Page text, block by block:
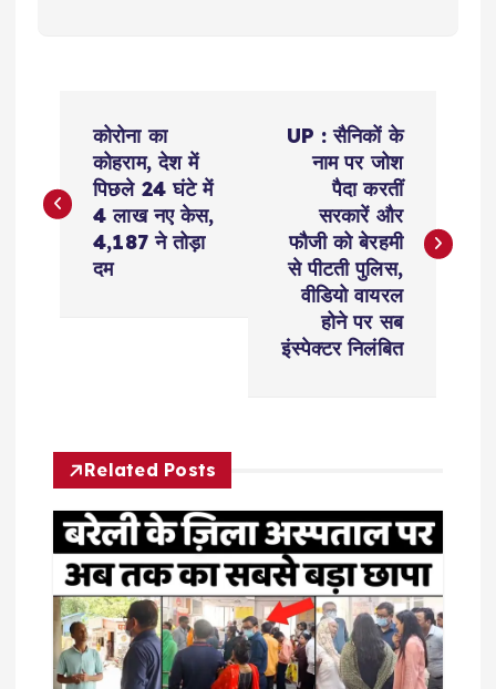
s
v
g
a
t
कोरोना का
कोहराम, देश में
पिछले 24 घंटे में
4 लाख नए केस,
4,187 ने तोड़ा
दम
UP : सैनिकों के
नाम पर जोश
पैदा करतीं
सरकारें और
फौजी को बेरहमी
से पीटती पुलिस,
वीडियो वायरल
होने पर सब
इंस्पेक्टर निलंबित
Related Posts